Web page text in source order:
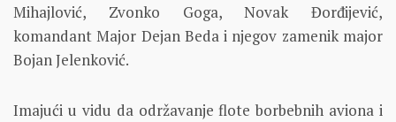
Mihajlović, Zvonko Goga, Novak Đorđijević,
komandant Major Dejan Beda i njegov zamenik major
Bojan Jelenković.
Imajući u vidu da održavanje flote borbebnih aviona i